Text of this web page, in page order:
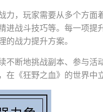
力，玩家需要从多个方面
进战斗技巧等。每一项提
战力提升方案。
不断地挑战副本、参与活
《狂野之血》的世界中